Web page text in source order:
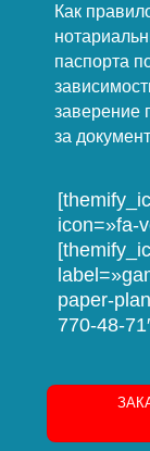
Как
паспорта
заверение
за
icon=»fa-
paper-
770-48-